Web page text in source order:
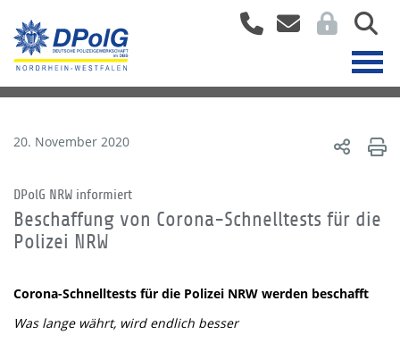
20. November 2020
DPolG NRW informiert
Beschaffung von Corona-Schnelltests für die
Polizei NRW
Corona-Schnelltests für die Polizei NRW werden beschafft
Was lange währt, wird endlich besser